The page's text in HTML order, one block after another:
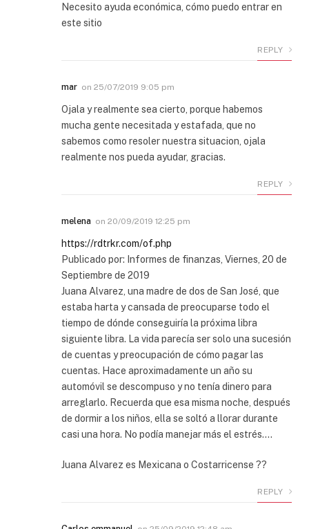
Necesito ayuda económica, cómo puedo entrar en
este sitio
REPLY
mar on 25/07/2019 9:05 pm
Ojala y realmente sea cierto, porque habemos
mucha gente necesitada y estafada, que no
sabemos como resoler nuestra situacion, ojala
realmente nos pueda ayudar, gracias.
REPLY
melena on 20/09/2019 12:25 pm
https://rdtrkr.com/of.php
Publicado por: Informes de finanzas, Viernes, 20 de
Septiembre de 2019
Juana Alvarez, una madre de dos de San José, que
estaba harta y cansada de preocuparse todo el
tiempo de dónde conseguiría la próxima libra
siguiente libra. La vida parecía ser solo una sucesión
de cuentas y preocupación de cómo pagar las
cuentas. Hace aproximadamente un año su
automóvil se descompuso y no tenía dinero para
arreglarlo. Recuerda que esa misma noche, después
de dormir a los niños, ella se soltó a llorar durante
casi una hora. No podía manejar más el estrés….
Juana Alvarez es Mexicana o Costarricense ??
REPLY